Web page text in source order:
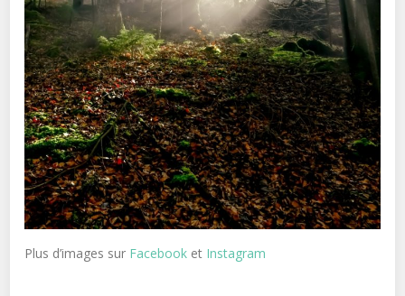
Plus d’images sur Facebook et Instagram